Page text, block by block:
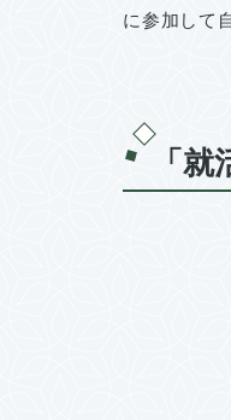
に参加して
「